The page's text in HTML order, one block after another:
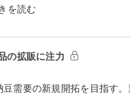
を読む
の拡販に注力
需要の新規開拓を目指す。